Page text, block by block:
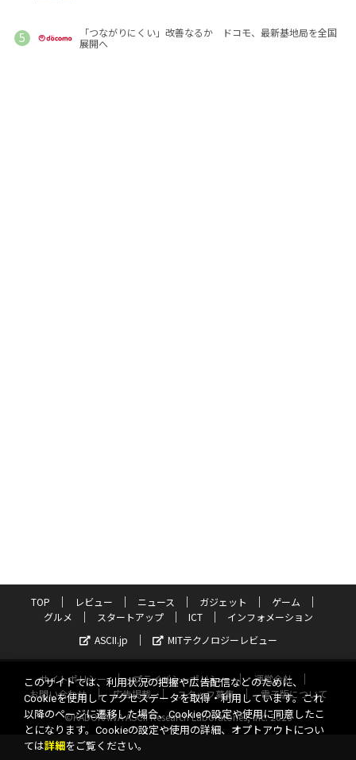
「つながりにくい」改善なるか ドコモ、最新基地局を全国
展開へ
TOP レビュー ニュース ガジェット
ゲーム
グルメ
スタートアップ ICT
インフォメーション
ASCII.jp
MITテクノロジーレビュー
サイトポリシー プライバシーポリシー
運営会社
お問い合わせ
広告掲載 スタッフ募集
電子版について
©KADOKAWA ASCII Research Laboratories, Inc. 2026
このサイトでは、利用状況の把握や広告配信などのために、
Cookieを使用してアクセスデータを取得・利用しています。これ
以降のページに遷移した場合、Cookieの設定や使用に同意したこ
とになります。Cookieの設定や使用の詳細、オプトアウトについ
ては詳細 をご覧ください。